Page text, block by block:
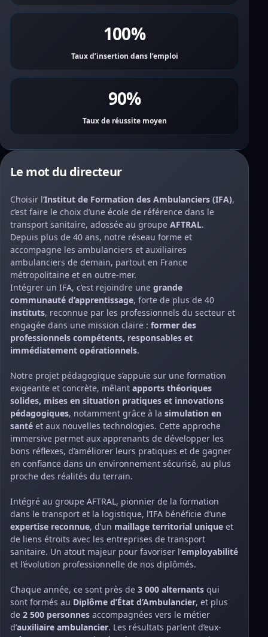
100%
Taux d’insertion dans l’emploi
90%
Taux de réussite moyen
Le mot du directeur
Choisir l’Institut de Formation des Ambulanciers (IFA),
c’est faire le choix d’une école de référence dans le
transport sanitaire, adossée au groupe AFTRAL.
Depuis plus de 40 ans, notre réseau forme et
accompagne les ambulanciers et auxiliaires
ambulanciers de demain, partout en France
métropolitaine et en outre-mer.
Intégrer un IFA, c’est rejoindre une grande
communauté d’apprentissage, forte de plus de 40
instituts, reconnue par les professionnels du secteur et
engagée dans une mission claire : former des
professionnels compétents, responsables et
immédiatement opérationnels.
Notre projet pédagogique s’appuie sur une formation
exigeante et concrète, mêlant apports théoriques
solides, mises en situation pratiques et innovations
pédagogiques, notamment grâce à la simulation en
santé et aux nouvelles technologies. Cette approche
immersive permet aux apprenants de développer les
bons réflexes, d’améliorer leurs pratiques et de gagner
en confiance dans un environnement sécurisé, au plus
proche des réalités du terrain.
Intégré au groupe AFTRAL, pionnier de la formation
dans le transport et la logistique, l’IFA bénéficie d’une
expertise reconnue, d’un maillage territorial unique et
de liens étroits avec les entreprises de transport
sanitaire. Un atout majeur pour favoriser l’employabilité
et l’évolution professionnelle de nos diplômés.
Chaque année, ce sont près de 3 000 alternants qui
sont formés au Diplôme d’État d’Ambulancier, et plus
de 2 500 personnes accompagnées vers le métier
d’auxiliaire ambulancier. Les résultats parlent d’eux-